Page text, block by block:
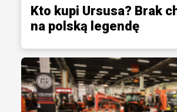
Kto kupi Ursusa? Brak
na polską legendę